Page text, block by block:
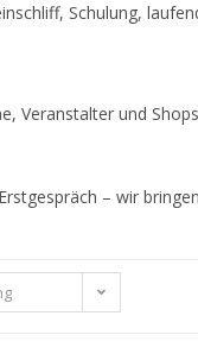
Schulung,
Veranstalter und
– wir